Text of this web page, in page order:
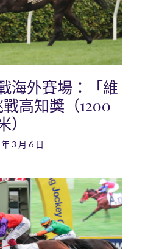
海外賽場：「維
高知獎（1200
）
3 月 6 日